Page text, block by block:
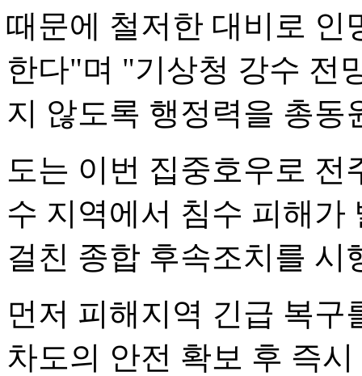
때문에 철저한 대비로 인
한다"며 "기상청 강수 전
지 않도록 행정력을 총동
도는 이번 집중호우로 전
수 지역에서 침수 피해가
걸친 종합 후속조치를 시
먼저 피해지역 긴급 복구
차도의 안전 확보 후 즉